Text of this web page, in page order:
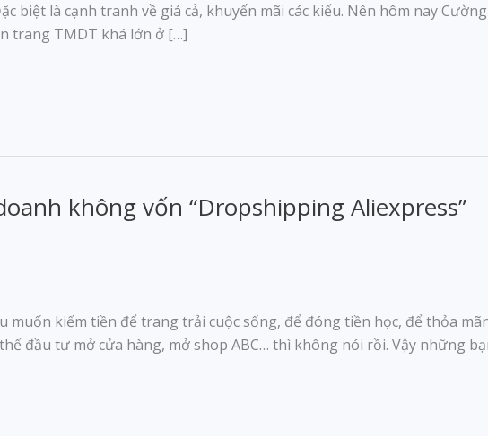
biệt là cạnh tranh về giá cả, khuyến mãi các kiểu. Nên hôm nay
trang TMDT khá lớn ở […]
không vốn “Dropshipping Aliexpress”
muốn kiếm tiền để trang trải cuộc sống, để đóng tiền học, để thỏa
đầu tư mở cửa hàng, mở shop ABC… thì không nói rồi. Vậy những